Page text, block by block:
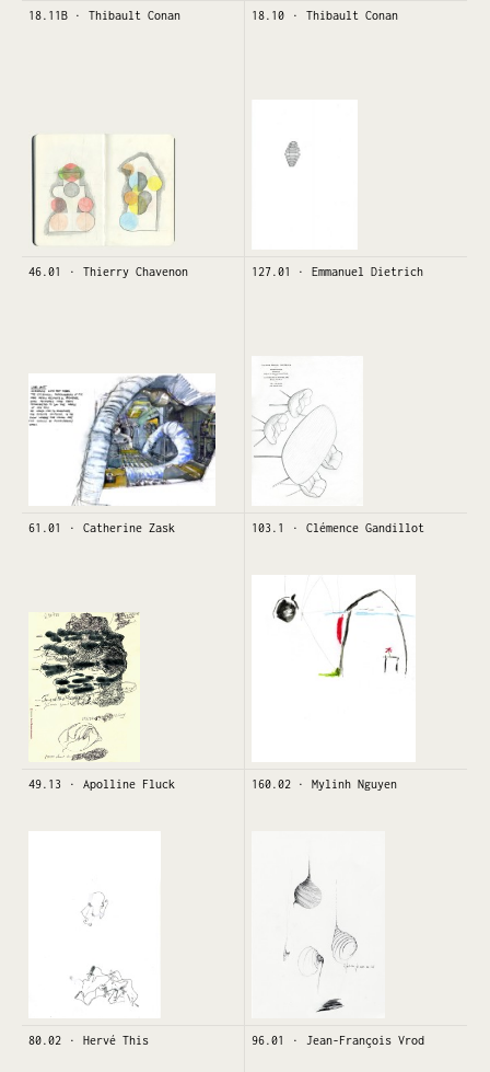
18.11B Thibault Conan 18.10 Thibault Conan
46.01 Thierry Chavenon 127.01 Emmanuel Dietrich
61.01 Catherine Zask 103.1 Clémence Gandillot
49.13 Apolline Fluck 160.02 Mylinh Nguyen
80.02 Hervé This 96.01 Jean-François Vrod